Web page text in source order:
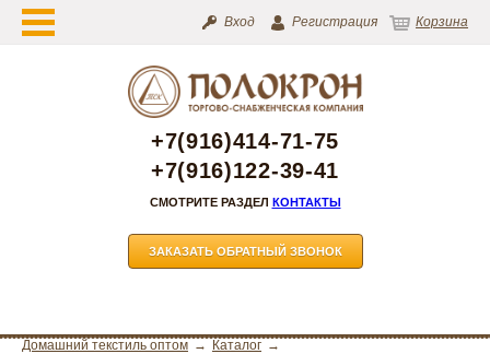
Вход Регистрация Корзина
+7(916)414-71-75
+7(916)122-39-41
СМОТРИТЕ РАЗДЕЛ КОНТАКТЫ
ЗАКАЗАТЬ ОБРАТНЫЙ ЗВОНОК
Домашний текстиль оптом
Каталог